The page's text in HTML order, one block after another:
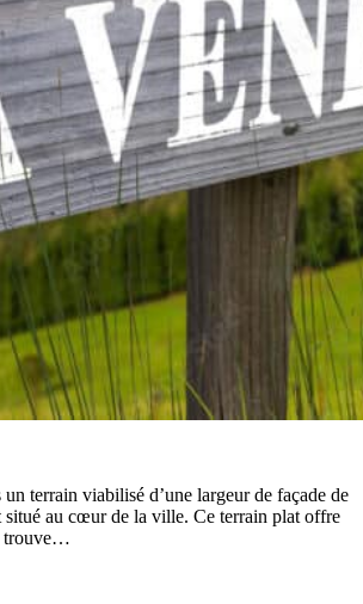
terrain viabilisé d’une largeur de façade de
situé au cœur de la ville. Ce terrain plat offre
trouve…